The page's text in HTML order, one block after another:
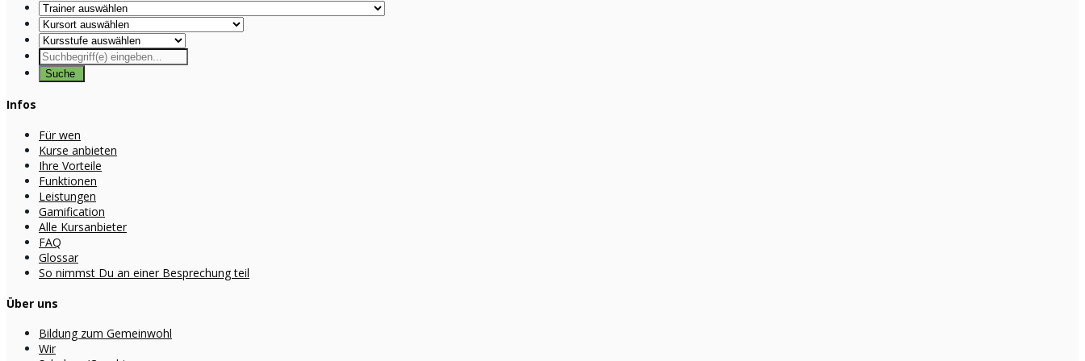
Infos
Für wen
Kurse anbieten
Ihre Vorteile
Funktionen
Leistungen
Gamification
Alle Kursanbieter
FAQ
Glossar
So nimmst Du an einer Besprechung teil
Über uns
Bildung zum Gemeinwohl
Wir